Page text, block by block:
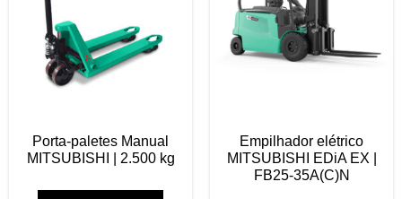
Porta-paletes Manual
MITSUBISHI | 2.500 kg
Empilhador elétrico
MITSUBISHI EDiA EX |
FB25‑35A(C)N